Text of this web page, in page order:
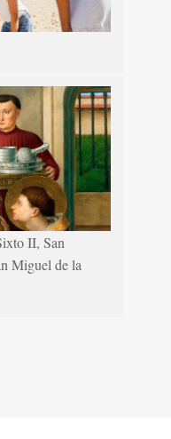
II, San
Miguel de la